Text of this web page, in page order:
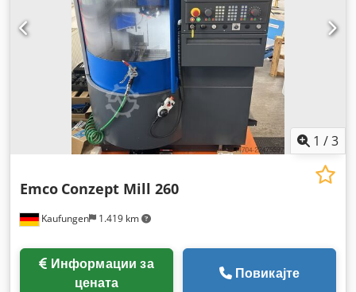
1 /3
Kaufungen 1.419 km
Emco Conzept Mill 260
цената
Повикајте